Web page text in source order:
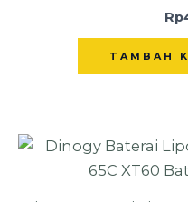
Rp
TAMBAH